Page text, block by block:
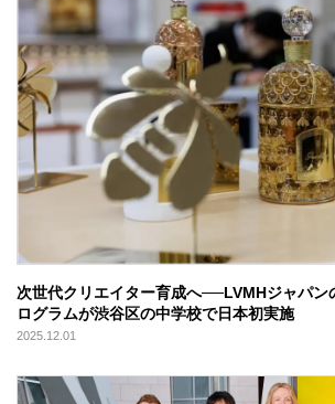
次世代クリエイター育成へ──LVMHジャパ
ログラムが渋谷区の中学校で日本初実施
2025.12.01